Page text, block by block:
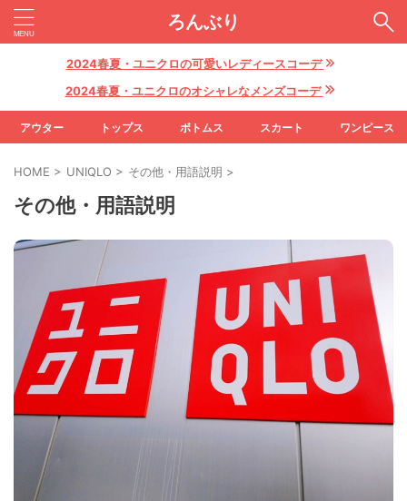
ろんぶり
2024春夏・ユニクロの可愛いレディースコーデ
2024春夏・ユニクロのオシャレなメンズコーデ
アウター トップス ボトムス スカート ワンピース
HOME > UNIQLO > その他・用語説明 >
その他・用語説明